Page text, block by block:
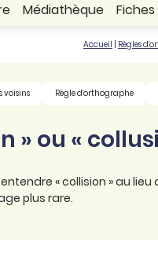
Médiathèque
Accueil Règles
voisins Règle d'orthographe
» ou «
« collision » au lieu
plus rare.